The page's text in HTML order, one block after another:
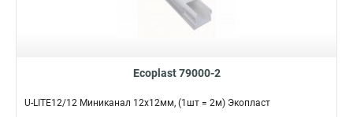
Ecoplast 79000-2
U-LITE12/12 Миниканал 12х12мм, (1шт = 2м) Экопласт